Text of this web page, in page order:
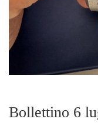
Bollettino 6